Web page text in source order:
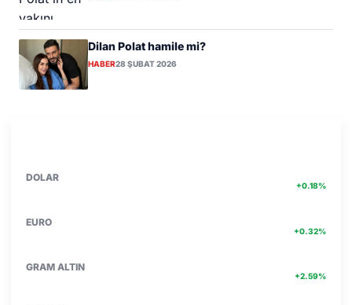
Dilan Polat hamile mi?
HABER28 ŞUBAT 2026
DOLAR
+0.18%
EURO
+0.32%
GRAM ALTIN
+2.59%